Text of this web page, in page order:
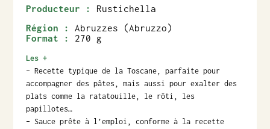
Producteur :
Rustichella
Région :
Abruzzes (Abruzzo)
Format :
270 g
Les +
– Recette typique de la Toscane, parfaite pour
accompagner des pâtes, mais aussi pour exalter des
plats comme la ratatouille, le rôti, les
papillotes…
– Sauce prête à l’emploi, conforme à la recette